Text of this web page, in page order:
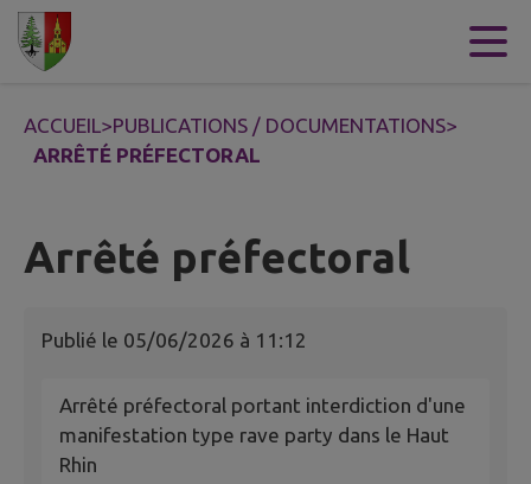
Contenu
ACCUEIL>PUBLICATIONS / DOCUMENTATIONS>
ARRÊTÉ PRÉFECTORAL
Arrêté préfectoral
Publié le 05/06/2026 à 11:12
Arrêté préfectoral portant interdiction d'une
manifestation type rave party dans le Haut
Rhin